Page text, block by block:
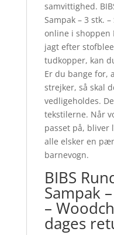
samvittighed.
Sampak – 3 stk.
online i shoppen
jagt efter
tudkopper, kan
Er du bange for,
strejker, så skal
vedligeholdes.
tekstilerne. Når
passet på, bliver
alle elsker en
barnevogn.
BIBS
Sampak
–
dages